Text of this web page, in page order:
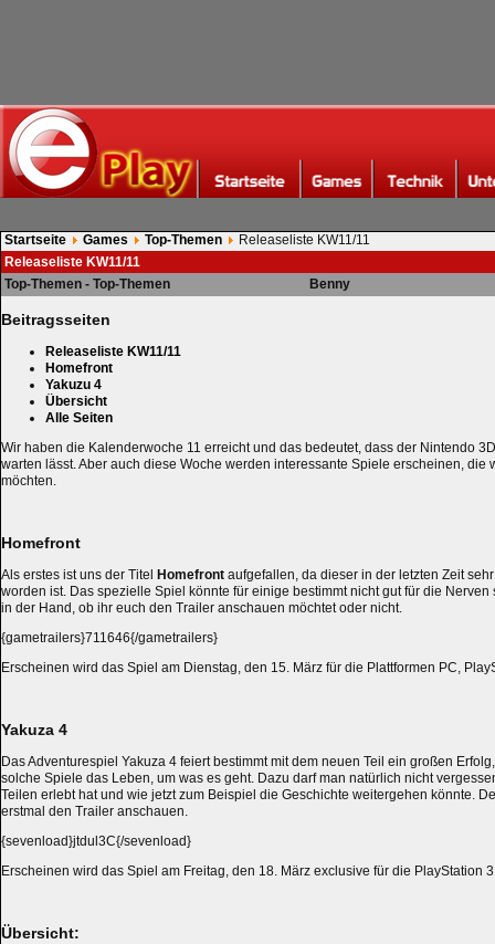
Startseite Games Top-Themen
Releaseliste KW11/11
Releaseliste KW11/11
Top-Themen - Top-Themen
Benny
Beitragsseiten
Releaseliste KW11/11
Homefront
Yakuzu 4
Übersicht
Alle Seiten
Wir haben die Kalenderwoche 11 erreicht und das bedeutet, dass der Nintendo
warten lässt. Aber auch diese Woche werden interessante Spiele erscheinen, die
möchten.
Homefront
Als erstes ist uns der Titel Homefront aufgefallen, da dieser in der letzten Zeit
worden ist. Das spezielle Spiel könnte für einige bestimmt nicht gut für die
in der Hand, ob ihr euch den Trailer anschauen möchtet oder nicht.
{gametrailers}711646{/gametrailers}
Erscheinen wird das Spiel am Dienstag, den 15. März für die Plattformen PC,
Yakuza 4
Das Adventurespiel Yakuza 4 feiert bestimmt mit dem neuen Teil ein großen
solche Spiele das Leben, um was es geht. Dazu darf man natürlich nicht
Teilen erlebt hat und wie jetzt zum Beispiel die Geschichte weitergehen könnte.
erstmal den Trailer anschauen.
{sevenload}jtdul3C{/sevenload}
Erscheinen wird das Spiel am Freitag, den 18. März exclusive für die PlayStation
Übersicht: